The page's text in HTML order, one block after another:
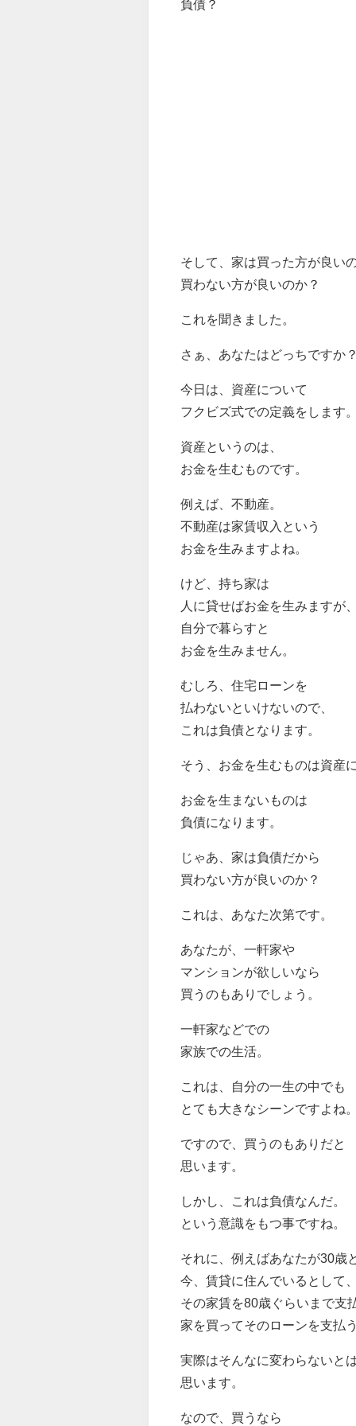
負債？
そして、家は買った方が良い
買わない方が良いのか？
これを聞きました。
さぁ、あなたはどっちですか
今日は、資産について
フクビズ式での定義をします。
資産というのは、
お金を生むものです。
例えば、不動産。
不動産は家賃収入という
お金を生みますよね。
けど、持ち家は
人に貸せばお金を生みますが、
自分で暮らすと
お金を生みません。
むしろ、住宅ローンを
払わないといけないので、
これは負債となります。
そう、お金を生むものは資産
お金を生まないものは
負債になります。
じゃあ、家は負債だから
買わない方が良いのか？
これは、あなた次第です。
あなたが、一軒家や
マンションが欲しいなら
買うのもありでしょう。
一軒家などでの
家族での生活。
これは、自分の一生の中でも
とても大きなシーンですよね。
ですので、買うのもありだと
思います。
しかし、これは負債なんだ。
という意識をもつ事ですね。
それに、例えばあなたが30歳
今、賃貸に住んでいるとして、
その家賃を80歳ぐらいまで支
家を買ってそのローンを支払う
実際はそんなに変わらないと
思います。
なので、買うなら